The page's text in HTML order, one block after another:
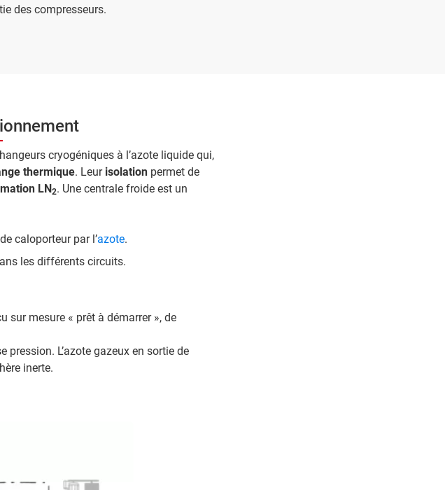
des compresseurs.
cryogéniques à l’azote liquide qui,
thermique. Leur isolation permet de
LN2. Une centrale froide est un
caloporteur par l’azote.
les différents circuits.
sur mesure « prêt à démarrer », de
pression. L’azote gazeux en sortie de
inerte.